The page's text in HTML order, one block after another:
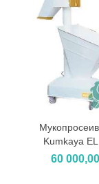
Kumkaya
60